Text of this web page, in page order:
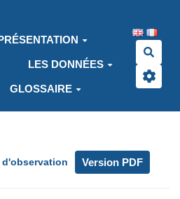
LES DONNÉES
GLOSSAIRE
d'observation Version PDF